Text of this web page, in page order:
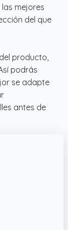
mejores
del que
producto,
podrás
se adapte
antes de